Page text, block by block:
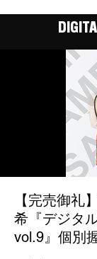
【完売御礼
希『デジタ
vol.9』個別